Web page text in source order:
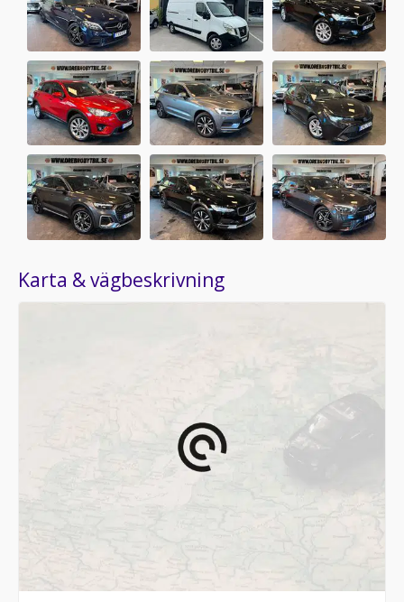
Karta & vägbeskrivning